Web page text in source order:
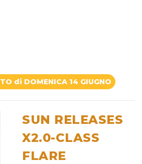
di DOMENICA 14 GIUGNO
SUN RELEASES
X2.0-CLASS
FLARE